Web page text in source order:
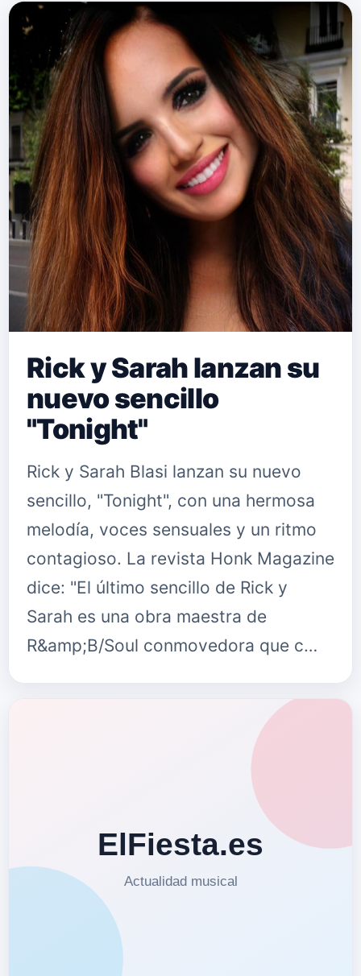
Rick y Sarah lanzan su
nuevo sencillo
"Tonight"
Rick y Sarah Blasi lanzan su nuevo
sencillo, "Tonight", con una hermosa
melodía, voces sensuales y un ritmo
contagioso. La revista Honk Magazine
dice: "El último sencillo de Rick y
Sarah es una obra maestra de
R&amp;B/Soul conmovedora que c…